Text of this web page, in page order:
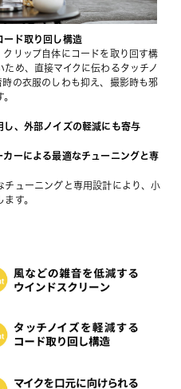
ード取り回し構造
リップ自体にコードを取り回す構
め、直接マイクに伝わるタッチノ
の衣服のしわも抑え、撮影時も邪
し、外部ノイズの軽減にも寄与
カーによる最適なチューニングと専
ューニングと専用設計により、小
す。